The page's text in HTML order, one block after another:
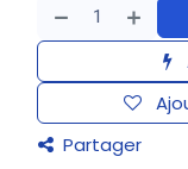
Partager